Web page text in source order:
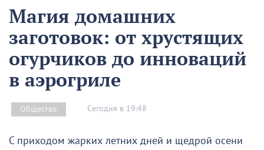
Магия домашних
заготовок: от хрустящих
огурчиков до инноваций
в аэрогриле
Общество Сегодня в 19:48
С приходом жарких летних дней и щедрой осени